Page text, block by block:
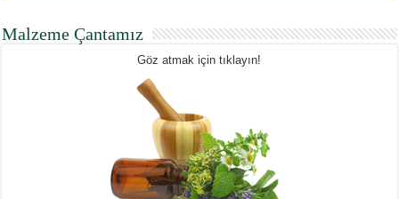
Malzeme Çantamız
Göz atmak için tıklayın!